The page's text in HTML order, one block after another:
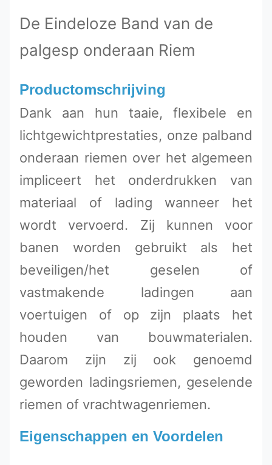
De Eindeloze Band van de
palgesp onderaan Riem
Productomschrijving
Dank aan hun taaie, flexibele en
lichtgewichtprestaties, onze palband
onderaan riemen over het algemeen
impliceert het onderdrukken van
materiaal of lading wanneer het
wordt vervoerd. Zij kunnen voor
banen worden gebruikt als het
beveiligen/het geselen of
vastmakende ladingen aan
voertuigen of op zijn plaats het
houden van bouwmaterialen.
Daarom zijn zij ook genoemd
geworden ladingsriemen, geselende
riemen of vrachtwagenriemen.
Eigenschappen en Voordelen